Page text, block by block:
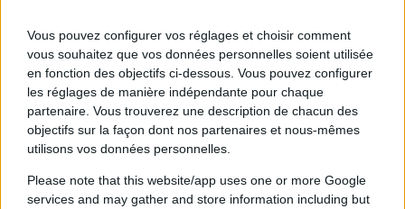
Vous pouvez configurer vos réglages et choisir comment
vous souhaitez que vos données personnelles soient utilisée
en fonction des objectifs ci-dessous. Vous pouvez configurer
les réglages de manière indépendante pour chaque
partenaire. Vous trouverez une description de chacun des
objectifs sur la façon dont nos partenaires et nous-mêmes
utilisons vos données personnelles.
Please note that this website/app uses one or more Google
services and may gather and store information including but